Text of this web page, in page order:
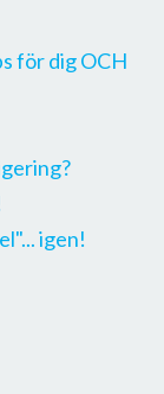
för dig OCH
igen!